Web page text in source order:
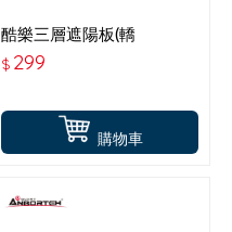
購物車
酷樂三層遮陽板(轎
車)130*60CM ABT-A137
$ 299